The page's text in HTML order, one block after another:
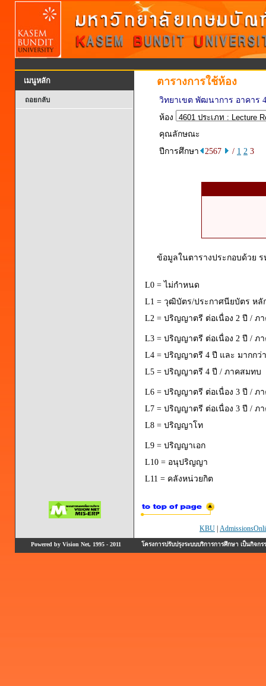
เมนูหลัก
ถอยกลับ
ตารางการใช้ห้อง
วิทยาเขต พัฒนาการ อาคาร 4
ห้อง
คุณลักษณะ
ปีการศึกษา
2567 / 1 2 3
ข้อมูลในตารางประกอบด้วย
L0 = ไม่กำหนด
L1 = วุฒิบัตร/ประกาศนียบัตร หลั
L2 = ปริญญาตรี ต่อเนื่อง 2 ปี / ภ
L3 = ปริญญาตรี ต่อเนื่อง 2 ปี / ภ
L4 = ปริญญาตรี 4 ปี และ มากกว่
L5 = ปริญญาตรี 4 ปี / ภาคสมทบ
L6 = ปริญญาตรี ต่อเนื่อง 3 ปี / ภ
L7 = ปริญญาตรี ต่อเนื่อง 3 ปี / ภ
L8 = ปริญญาโท
L9 = ปริญญาเอก
L10 = อนุปริญญา
L11 = คลังหน่วยกิต
KBU
Powered by Vision Net, 1995 - 2011 โครงการปรับปรุงระบบบริการการศึกษา เป็นกิ